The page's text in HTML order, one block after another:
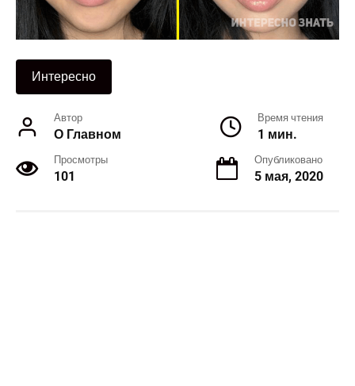
Интересно
Автор
О Главном
Время чтения
1 мин.
Просмотры
101
Опубликовано
5 мая, 2020